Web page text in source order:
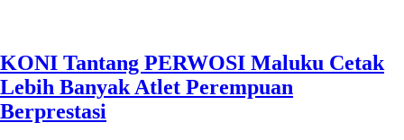
KONI Tantang PERWOSI Maluku Cetak
Lebih Banyak Atlet Perempuan
Berprestasi